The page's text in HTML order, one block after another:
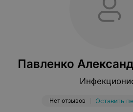
Павленко
Нет отзывов Оставить